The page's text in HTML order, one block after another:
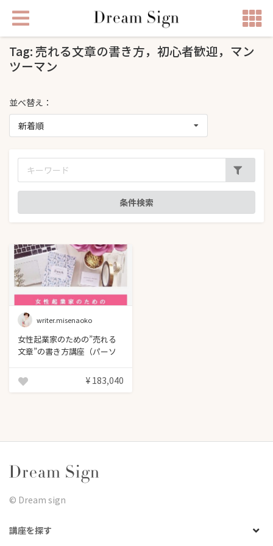
Tag: 売れる文章の書き方，初心者歓迎，マン
ツーマン
並べ替え：
新着順
writer.misenaoko
女性起業家のための”売れる
文章”の書き方講座（パーソ
¥ 183,040
©︎ Dream sign
講座を探す